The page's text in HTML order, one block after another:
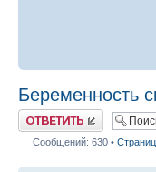
Беременность
Ответить
Сообщений: 630 •